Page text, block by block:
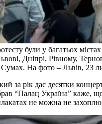
були у багатьох
Дніпрі, Рівному,
Сумах. На фото – Львів, 23
за рік дає десятки
“Палац Україна” каже,
не можна не